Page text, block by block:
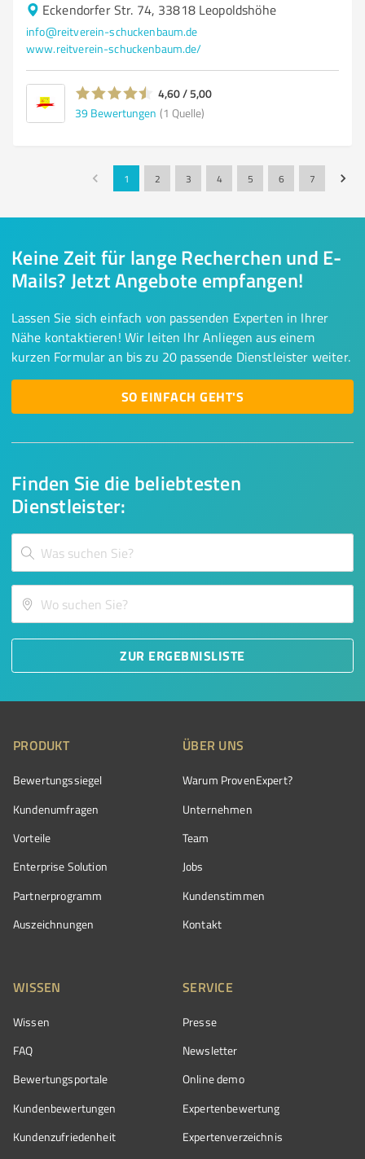
Eckendorfer Str. 74, 33818 Leopoldshöhe
info@reitverein-schuckenbaum.de
www.reitverein-schuckenbaum.de/
4,60 / 5,00
39 Bewertungen (1 Quelle)
1 2 3 4 5 6 7
Finden Sie die beliebtesten
Dienstleister:
ZUR ERGEBNISLISTE
Keine Zeit für lange Recherchen und E-
Mails? Jetzt Angebote empfangen!
Lassen Sie sich einfach von passenden Experten in Ihrer
Nähe kontaktieren! Wir leiten Ihr Anliegen aus einem
kurzen Formular an bis zu 20 passende Dienstleister weiter.
SO EINFACH GEHT'S
PRODUKT
Bewertungssiegel
Kundenumfragen
Vorteile
Enterprise Solution
Partnerprogramm
Auszeichnungen
ÜBER UNS
Warum ProvenExpert?
Unternehmen
Team
Jobs
Kundenstimmen
Kontakt
WISSEN
Wissen
FAQ
Bewertungsportale
Kundenbewertungen
Kundenzufriedenheit
SERVICE
Presse
Newsletter
Online demo
Expertenbewertung
Expertenverzeichnis